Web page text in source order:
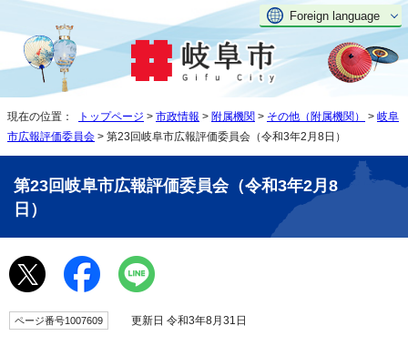
Foreign language
現在の位置： トップページ > 市政情報 > 附属機関 > その他（附属機関） > 岐阜
市広報評価委員会 > 第23回岐阜市広報評価委員会（令和3年2月8日）
第23回岐阜市広報評価委員会（令和3年2月8
日）
ページ番号1007609 更新日 令和3年8月31日